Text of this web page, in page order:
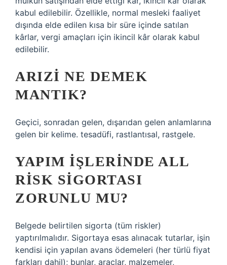
kabul edilebilir. Özellikle, normal mesleki faaliyet
dışında elde edilen kısa bir süre içinde satılan
kârlar, vergi amaçları için ikincil kâr olarak kabul
edilebilir.
ARIZI NE DEMEK
MANTIK?
Geçici, sonradan gelen, dışarıdan gelen anlamlarına
gelen bir kelime. tesadüfi, rastlantısal, rastgele.
YAPIM IŞLERINDE ALL
RISK SIGORTASI
ZORUNLU MU?
Belgede belirtilen sigorta (tüm riskler)
yaptırılmalıdır. Sigortaya esas alınacak tutarlar, işin
kendisi için yapılan avans ödemeleri (her türlü fiyat
farkları dahil); bunlar, araçlar, malzemeler,